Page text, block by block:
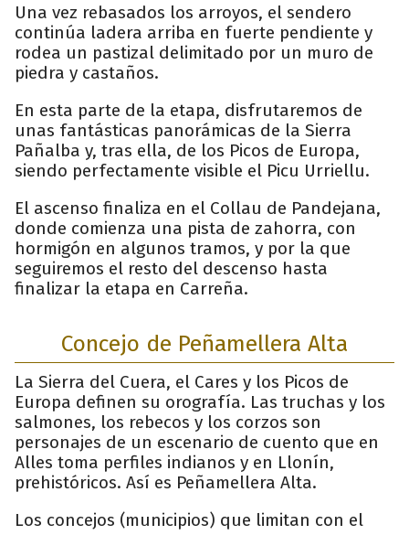
Una vez rebasados los arroyos, el sendero
continúa ladera arriba en fuerte pendiente y
rodea un pastizal delimitado por un muro de
piedra y castaños.
En esta parte de la etapa, disfrutaremos de
unas fantásticas panorámicas de la Sierra
Pañalba y, tras ella, de los Picos de Europa,
siendo perfectamente visible el Picu Urriellu.
El ascenso finaliza en el Collau de Pandejana,
donde comienza una pista de zahorra, con
hormigón en algunos tramos, y por la que
seguiremos el resto del descenso hasta
finalizar la etapa en Carreña.
Concejo de Peñamellera Alta
La Sierra del Cuera, el Cares y los Picos de
Europa definen su orografía. Las truchas y los
salmones, los rebecos y los corzos son
personajes de un escenario de cuento que en
Alles toma perfiles indianos y en Llonín,
prehistóricos. Así es Peñamellera Alta.
Los concejos (municipios) que limitan con el